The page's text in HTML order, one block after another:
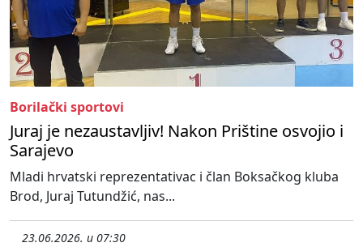
Borilački sportovi
Juraj je nezaustavljiv! Nakon Prištine osvojio i
Sarajevo
Mladi hrvatski reprezentativac i član Boksačkog kluba
Brod, Juraj Tutundžić, nas...
23.06.2026. u 07:30